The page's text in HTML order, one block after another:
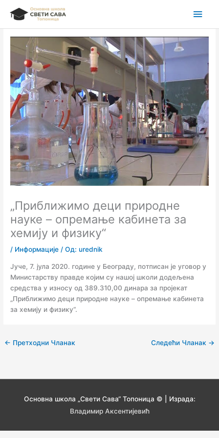
„Приближимо деци природне
науке – опремање кабинета за
хемију и физику“
/ Информације / Од: urednik
Јуче, 7. јула 2020. године у Београду, потписан је уговор у
Министарству правде којим су нашој школи додељена
средства у износу од 389.310,00 динара за пројекат
„Приближимо деци природне науке – опремање кабинета
за хемију и физику“.
← Претходни Чланак Следећи Чланак →
Основна школа „Свети Сава“ Топоница © | Израда:
Владимир Аксентијевић